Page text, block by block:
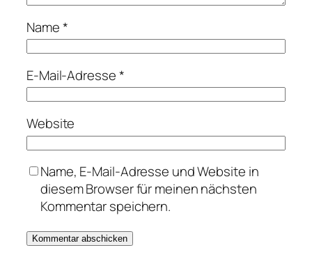
Name*
E-Mail-Adresse*
Website
Name, E-Mail-Adresse und Website in
diesem Browser für meinen nächsten
Kommentar speichern.